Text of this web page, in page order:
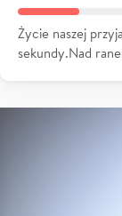
Życie naszej
sekundy.Nad